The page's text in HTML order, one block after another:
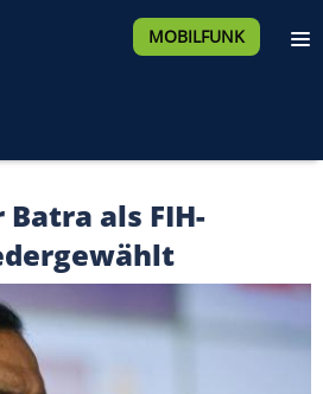
MOBILFUNK
als FIH-